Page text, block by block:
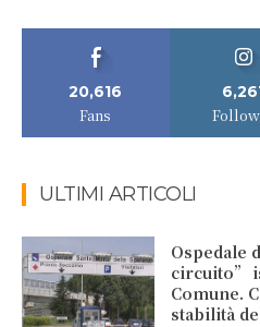
20,616
Fans
ULTIMI ARTICOLI
Ospedale
circuito”
Comune.
stabilità